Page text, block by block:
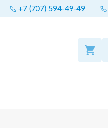
+7 (707) 594-49-49